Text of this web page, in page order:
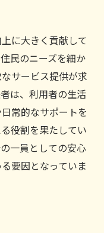
に大きく貢献して
民のニーズを細か
サービス提供が求
は、利用者の生活
常的なサポートを
役割を果たしてい
一員としての安心
要因となっていま